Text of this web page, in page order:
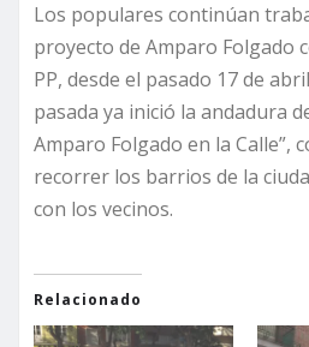
Los populares continúan
proyecto de Amparo Folgado
PP, desde el pasado 17 de
pasada ya inició la andadura
Amparo Folgado en la Calle”,
recorrer los barrios de la
con los vecinos.
Relacionado